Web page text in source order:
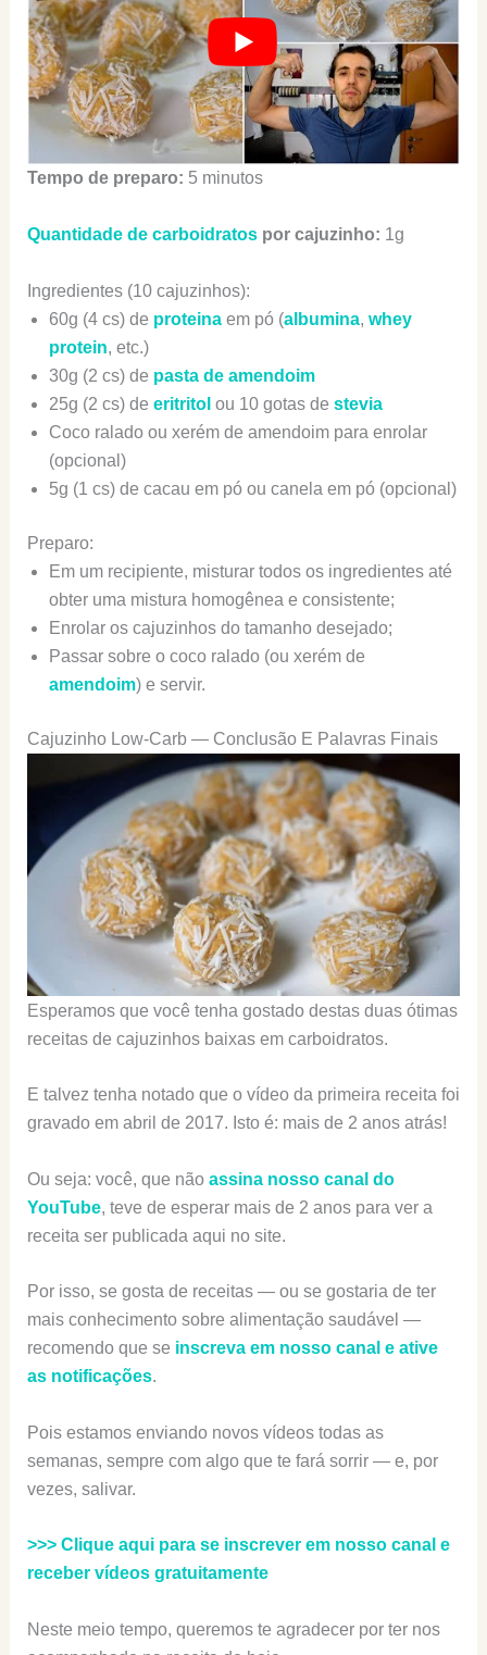
Tempo de preparo: 5 minutos
Quantidade de carboidratospor cajuzinho: 1g
Ingredientes (10 cajuzinhos):
60g (4 cs) de proteinaem pó (albumina, whey
protein, etc.)
30g (2 cs) de pasta de amendoim
25g (2 cs) de eritritol ou 10 gotas de stevia
Coco ralado ou xerém de amendoim para enrolar
(opcional)
5g (1 cs) de cacau em pó ou canela em pó (opcional)
Preparo:
Em um recipiente, misturar todos os ingredientes até
obter uma mistura homogênea e consistente;
Enrolar os cajuzinhos do tamanho desejado;
Passar sobre o coco ralado (ou xerém de
amendoim) e servir.
Cajuzinho Low-Carb — Conclusão E Palavras Finais
Esperamos que você tenha gostado destas duas ótimas
receitas de cajuzinhos baixas em carboidratos.
E talvez tenha notado que o vídeo da primeira receita foi
gravado em abril de 2017. Isto é: mais de 2 anos atrás!
Ou seja: você, que não assina nosso canal do
YouTube, teve de esperar mais de 2 anos para ver a
receita ser publicada aqui no site.
Por isso, se gosta de receitas — ou se gostaria de ter
mais conhecimento sobre alimentação saudável —
recomendo que se inscreva em nosso canal e ative
as notificações.
Pois estamos enviando novos vídeos todas as
semanas, sempre com algo que te fará sorrir — e, por
vezes, salivar.
>>> Clique aqui para se inscrever em nosso canal e
receber vídeos gratuitamente
Neste meio tempo, queremos te agradecer por ter nos